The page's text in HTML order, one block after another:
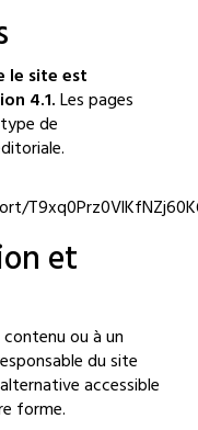
le site est
4.1.Les pages
de
et
contenu ou à un
du site
accessible
forme.